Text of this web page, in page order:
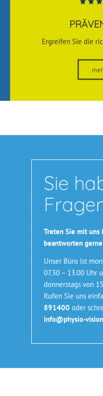
Ergreifen Sie die
Sie
Treten Sie mit uns
beantworten
Unser Büro ist
07.30 – 13.00 Uhr
donnerstags von
Rufen Sie uns
891400oder
info@physio-